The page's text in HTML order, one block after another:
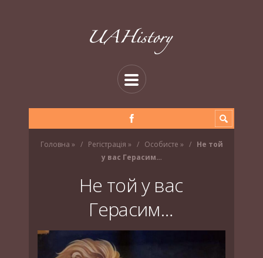
Головна » Регістрація » Особисте »
Не той
у вас Герасим…
Не той у вас
Герасим…